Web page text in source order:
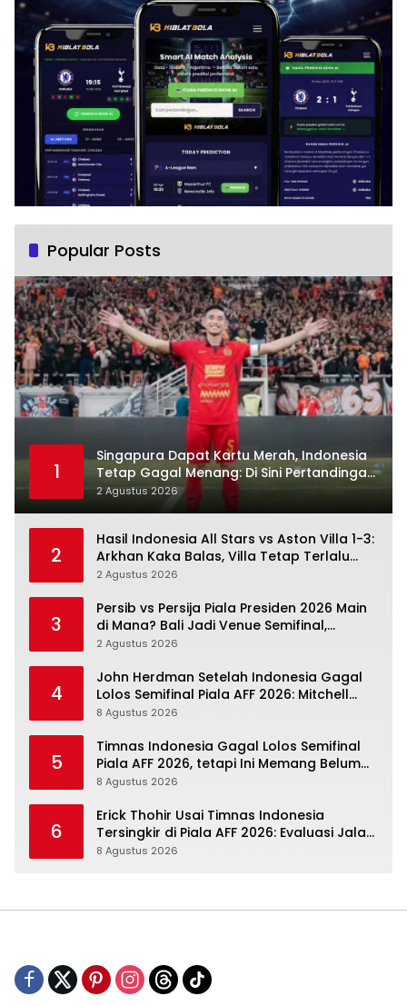
Popular Posts
1
Singapura Dapat Kartu Merah, Indonesia
Tetap Gagal Menang: Di Sini Pertandingan
Berbelok
2 Agustus 2026
2
Hasil Indonesia All Stars vs Aston Villa 1-3:
Arkhan Kaka Balas, Villa Tetap Terlalu
Rapi
2 Agustus 2026
3
Persib vs Persija Piala Presiden 2026 Main
di Mana? Bali Jadi Venue Semifinal,
Ritmenya Beda
2 Agustus 2026
4
John Herdman Setelah Indonesia Gagal
Lolos Semifinal Piala AFF 2026: Mitchell
Baker Menjanjikan, Pemain Senior Terpukul
8 Agustus 2026
5
Timnas Indonesia Gagal Lolos Semifinal
Piala AFF 2026, tetapi Ini Memang Belum
Garis Akhir
8 Agustus 2026
6
Erick Thohir Usai Timnas Indonesia
Tersingkir di Piala AFF 2026: Evaluasi Jalan,
Agenda Berikutnya Menunggu
8 Agustus 2026